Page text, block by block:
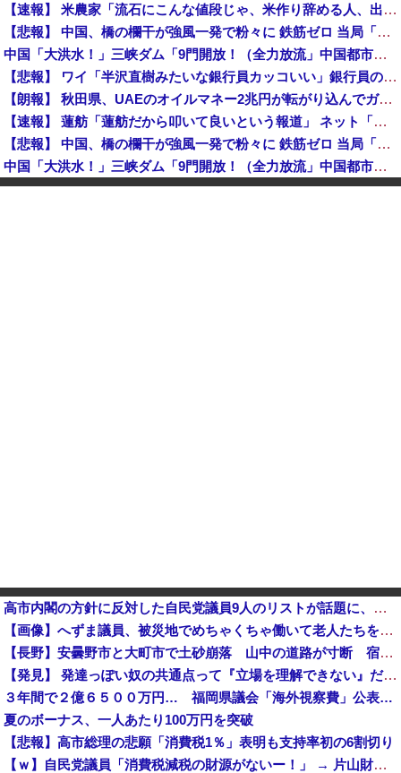
【速報】 米農家「流石にこんな値段じゃ、米作り辞める人、出るんじゃないかなあ？？」
【悲報】 中国、橋の欄干が強風一発で粉々に 鉄筋ゼロ 当局「接着剤でくっつけただけ」「正常で、品質問題はない」
中国「大洪水！」三峡ダム「9門開放！（全力放流」中国都市「三峡沿線の道路水没」中国政府「高速道路封鎖！」中国ダム「緊急放流に合わせて開門（土砂崩れ発生」→
【悲報】 ワイ「半沢直樹みたいな銀行員カッコいい」銀行員の友人「あんな奴居ねえよ」
【朗報】 秋田県、UAEのオイルマネー2兆円が転がり込んでガチで東北最強になるぞｗｗｗｗｗｗｗ
【速報】 蓮舫「蓮舫だから叩いて良いという報道」 ネット「高市だから叩いて良いをやってるのがお前だろ」
【悲報】 中国、橋の欄干が強風一発で粉々に 鉄筋ゼロ 当局「接着剤でくっつけただけ」「正常で、品質問題はない」
中国「大洪水！」三峡ダム「9門開放！（全力放流」中国都市「三峡沿線の道路水没」中国政府「高速道路封鎖！」中国ダム「緊急放流に合わせて開門（土砂崩れ発生」→
石破茂前総理「ウクライナが核放棄しなければロシア侵攻しなかった」！
高市内閣の方針に反対した自民党議員9人のリストが話題に、「岩屋はどこへ行った？」との指摘もあるが……他
【画像】へずま議員、被災地でめちゃくちゃ働いて老人たちを笑顔にしてしまうwwwwwwwwwwwwwwww
【長野】安曇野市と大町市で土砂崩落 山中の道路が寸断 宿泊客や登山客など計400人近くが孤立か 土石
【発見】 発達っぽい奴の共通点って『立場を理解できない』だよな
３年間で２億６５００万円… 福岡県議会「海外視察費」公表…
夏のボーナス、一人あたり100万円を突破
【悲報】高市総理の悲願「消費税1％」表明も支持率初の6割切り
【ｗ】自民党議員「消費税減税の財源がないー！」 → 片山財務相、財源の心配は１ミリもいらない！と主張 ｗｗｗｗｗｗｗｗｗｗｗｗｗｗ